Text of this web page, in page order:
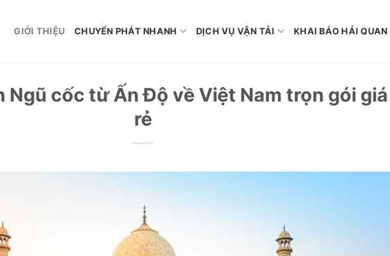
GIỚI THIỆU CHUYỂN PHÁT NHANH DỊCH VỤ VẬN TẢI KHAI BÁO HẢI QUAN
Ngũ cốc từ Ấn Độ về Việt Nam trọn gói giá
rẻ